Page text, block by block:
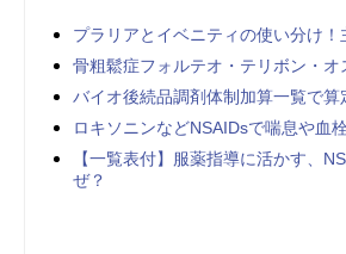
プラリアとイベニティの使い分け！
骨粗鬆症フォルテオ・テリボン・オ
バイオ後続品調剤体制加算一覧で算
ロキソニンなどNSAIDsで喘息や血
【一覧表付】服薬指導に活かす、
ぜ？